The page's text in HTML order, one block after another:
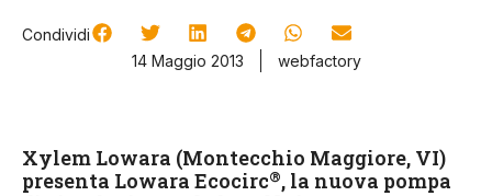
Condividi
14 Maggio 2013
webfactory
Xylem Lowara (Montecchio Maggiore, VI)
presenta Lowara Ecocirc®, la nuova pompa